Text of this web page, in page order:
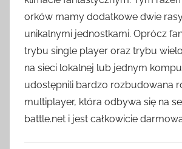
orków mamy dodatkowe dwie
unikalnymi jednostkami. Oprócz
trybu single player oraz trybu
na sieci lokalnej lub jednym
udostępnili bardzo rozbudowana
multiplayer, która odbywa się na
battle.net i jest całkowicie